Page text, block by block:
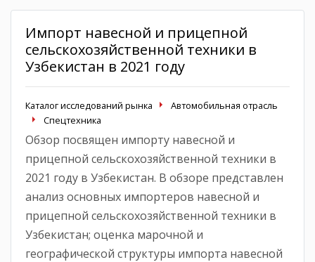
Импорт навесной и прицепной
сельскохозяйственной техники в
Узбекистан в 2021 году
Каталог исследований рынка
Автомобильная отрасль
Спецтехника
Обзор посвящен импорту навесной и
прицепной сельскохозяйственной техники в
2021 году в Узбекистан. В обзоре представлен
анализ основных импортеров навесной и
прицепной сельскохозяйственной техники в
Узбекистан; оценка марочной и
географической структуры импорта навесной